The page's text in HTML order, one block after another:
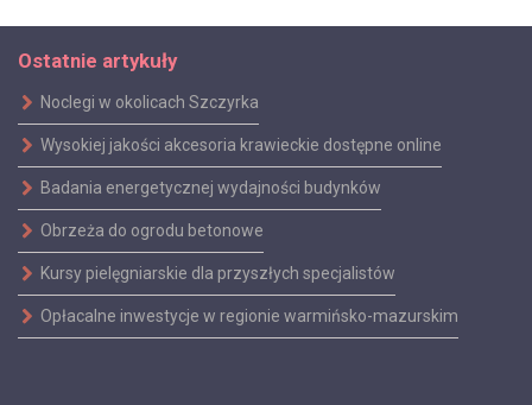
Ostatnie artykuły
Noclegi w okolicach Szczyrka
Wysokiej jakości akcesoria krawieckie dostępne online
Badania energetycznej wydajności budynków
Obrzeża do ogrodu betonowe
Kursy pielęgniarskie dla przyszłych specjalistów
Opłacalne inwestycje w regionie warmińsko-mazurskim